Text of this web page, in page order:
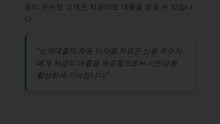
용이 우수한 고객은 저금리로 대출을 받을 수 있습니
다.
“소액대출의 차등 이자율 적용은 신용 우수자
에게 저금리 대출을 제공함으로써 서민금융
활성화에 기여합니다.”